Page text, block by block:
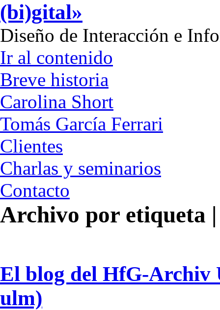
(bi)gital»
Diseño de Interacción e
Ir al contenido
Breve historia
Carolina Short
Tomás García Ferrari
Clientes
Charlas y seminarios
Contacto
Archivo por etiqueta |
El blog del HfG-Archiv
ulm)